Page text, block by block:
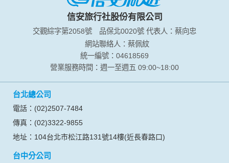
信安旅行社股份有限公司
交觀綜字第2058號 品保北0020號 代表人：蔡向忠
網站聯絡人：蔡佩紋
統一編號：04618569
營業服務時間：週一至週五 09:00~18:00
台北總公司
電話：(02)2507-7484
傳真：(02)3322-9855
地址：104台北市松江路131號14樓(近長春路口)
台中分公司